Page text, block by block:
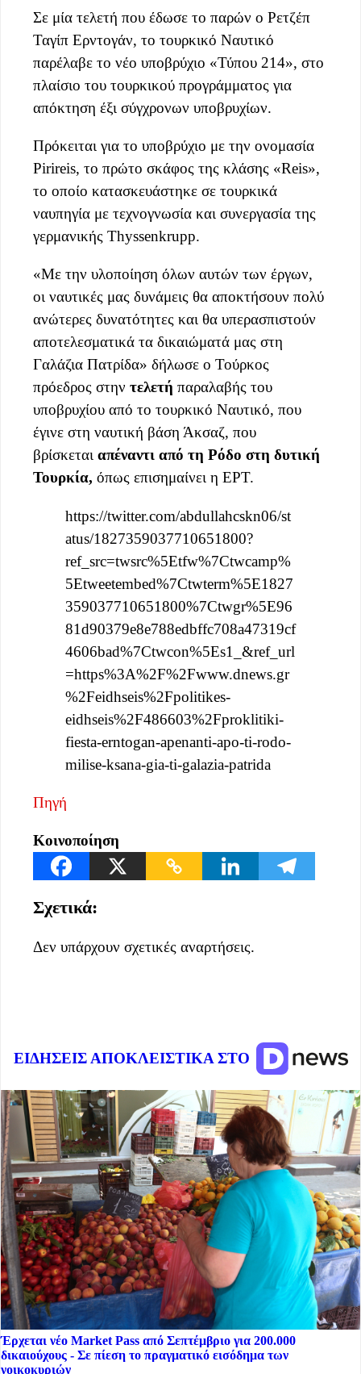
Σε μία τελετή που έδωσε το παρών ο Ρετζέπ
Ταγίπ Ερντογάν, το τουρκικό Ναυτικό
παρέλαβε το νέο υποβρύχιο «Τύπου 214», στο
πλαίσιο του τουρκικού προγράμματος για
απόκτηση έξι σύγχρονων υποβρυχίων.
Πρόκειται για το υποβρύχιο με την ονομασία
Pirireis, το πρώτο σκάφος της κλάσης «Reis»,
το οποίο κατασκευάστηκε σε τουρκικά
ναυπηγία με τεχνογνωσία και συνεργασία της
γερμανικής Thyssenkrupp.
«Με την υλοποίηση όλων αυτών των έργων,
οι ναυτικές μας δυνάμεις θα αποκτήσουν πολύ
ανώτερες δυνατότητες και θα υπερασπιστούν
αποτελεσματικά τα δικαιώματά μας στη
Γαλάζια Πατρίδα» δήλωσε ο Τούρκος
πρόεδρος στην τελετή παραλαβής του
υποβρυχίου από το τουρκικό Ναυτικό, που
έγινε στη ναυτική βάση Άκσαζ, που
βρίσκεται απέναντι από τη Ρόδο στη δυτική
Τουρκία, όπως επισημαίνει η ΕΡΤ.
https://twitter.com/abdullahcskn06/st
atus/1827359037710651800?
ref_src=twsrc%5Etfw%7Ctwcamp%
5Etweetembed%7Ctwterm%5E1827
359037710651800%7Ctwgr%5E96
81d90379e8e788edbffc708a47319cf
4606bad%7Ctwcon%5Es1_&ref_url
=https%3A%2F%2Fwww.dnews.gr
%2Feidhseis%2Fpolitikes-
eidhseis%2F486603%2Fproklitiki-
fiesta-erntogan-apenanti-apo-ti-rodo-
milise-ksana-gia-ti-galazia-patrida
Πηγή
Κοινοποίηση
Σχετικά:
Δεν υπάρχουν σχετικές αναρτήσεις.
ΕΙΔΗΣΕΙΣ ΑΠΟΚΛΕΙΣΤΙΚΑ ΣΤΟ
Έρχεται νέο Market Pass από Σεπτέμβριο για 200.000
δικαιούχους - Σε πίεση το πραγματικό εισόδημα των
νοικοκυριών